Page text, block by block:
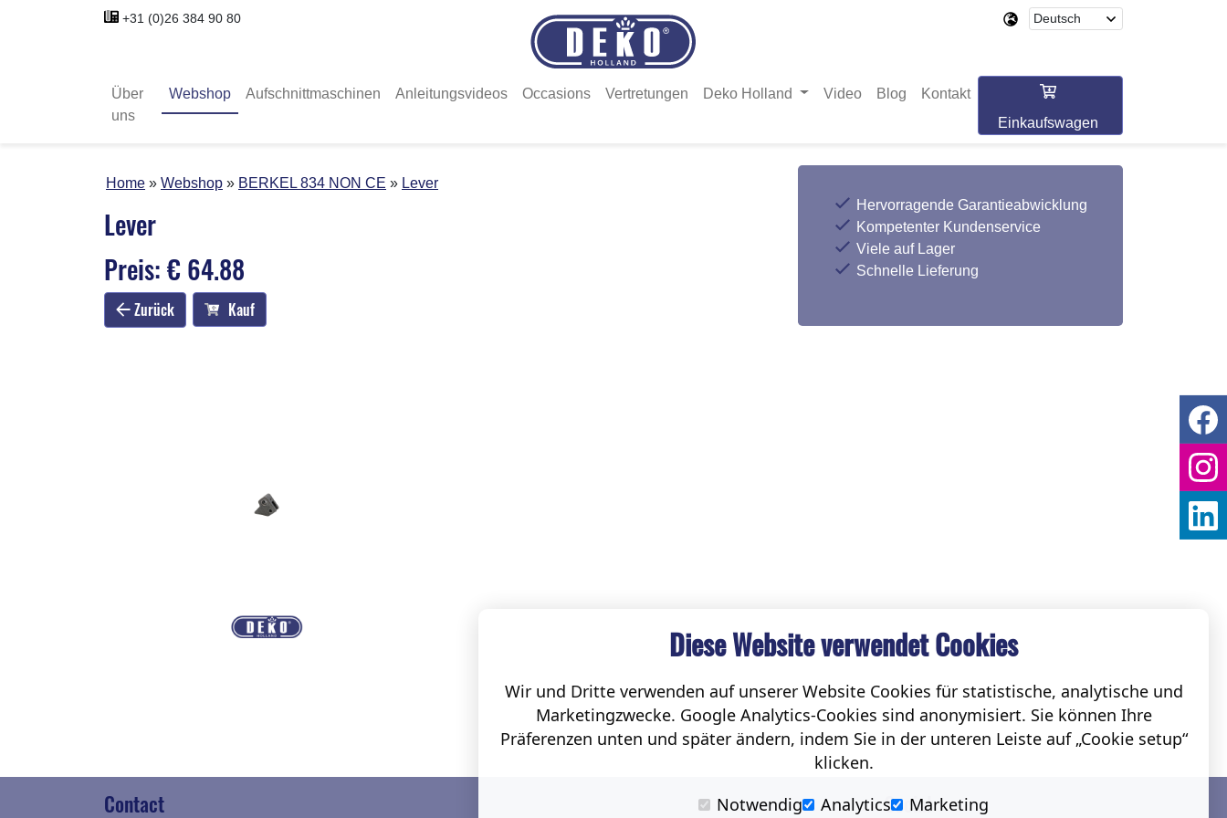
+31 (0)26 384 90 80
Über
uns
Webshop Aufschnittmaschinen Anleitungsvideos Occasions Vertretungen Deko Holland Video Blog
Kontakt
Einkaufswagen
Home Webshop BERKEL 834 NON CE Lever
Lever
Preis: € 64.88
Zurück Kauf
Hervorragende Garantieabwicklung
Kompetenter Kundenservice
Viele auf Lager
Schnelle Lieferung
Contact Social
Diese Website verwendet Cookies
Wir und Dritte verwenden auf unserer Website Cookies für statistische, analytische und
Marketingzwecke. Google Analytics-Cookies sind anonymisiert. Sie können Ihre
Präferenzen unten und später ändern, indem Sie in der unteren Leiste auf „Cookie setup“
klicken.
Notwendig
Analytics Marketing